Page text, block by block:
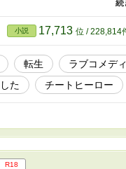
でもその執着ぶり、むしろ
んじゃった！？ 悪役に執着
ブコメディです。
小説 17,713 位 / 228,814
転生 ラブコメディ
た
チートヒーロー
R18